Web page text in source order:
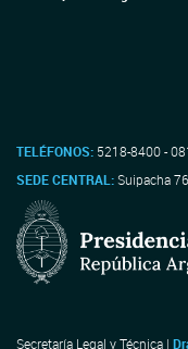
TELÉFONOS: 5218-8400 -
SEDE CENTRAL:Suipacha
Secretaría Legal y Técnica |